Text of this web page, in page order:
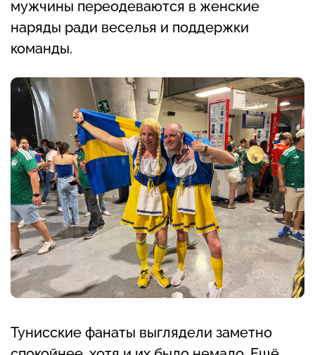
мужчины переодеваются в женские
наряды ради веселья и поддержки
команды.
Тунисские фанаты выглядели заметно